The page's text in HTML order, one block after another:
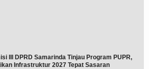
III DPRD Samarinda Tinjau Program PUPR,
Infrastruktur 2027 Tepat Sasaran